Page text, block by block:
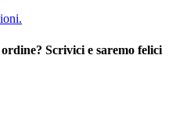
Scrivici e saremo felici